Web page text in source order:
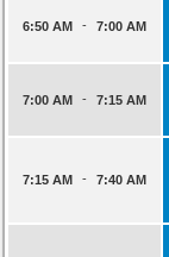
6:50 AM - 7:00 AM
7:00 AM - 7:15 AM
7:15 AM - 7:40 AM